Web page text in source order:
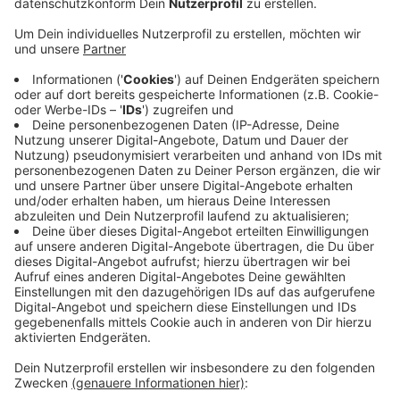
Anzeige
Mitmachaktionen und Vorführungen
Anzeige
Der Blaulichttag findet auf dem Kubaai-Gelände an der
Industriestraße statt, von 11 bis 17 Uhr. DRLG,
Arbeiter Samariter Bund, Maltester-Hilfsdienst und
Polizei sind auch beteiligt. Auf die Besucher warten
Mitmachaktionen und Vorführungen, sie können sich
Fahrzeuge und Ausrüstung ansehen und
Rettungshunde sind auch vor Ort.